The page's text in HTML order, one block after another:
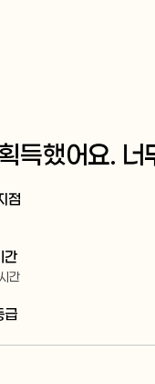
했어요. 너
점
간
간
급